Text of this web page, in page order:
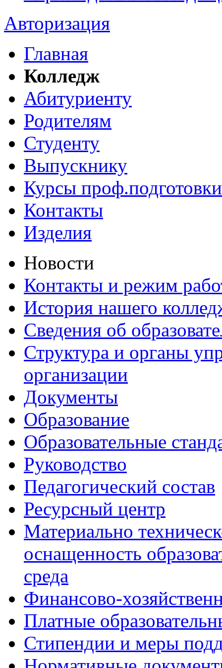
Авторизация
Главная
Колледж
Абитуриенту
Родителям
Студенту
Выпускнику
Курсы проф.подготовки
Контакты
Изделия
Новости
Контакты и режим
История нашего
Сведения об
Структура и органы
организации
Документы
Образование
Образовательные
Руководство
Педагогический состав
Ресурсный центр
Материально
оснащенность
среда
Финансово-
Платные
Стипендии и меры